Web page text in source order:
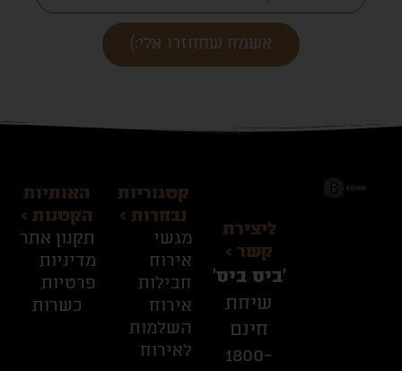
אשמח שתחזרו אלי:)
ליצירת
קשר >
׳ביס ביס׳
שיחת
חינם
1800-
קטגוריות
נבחרות >
מגשי
אירוח
חבילות
אירוח
השלמות
לאירוח
האותיות
הקטנות >
תקנון אתר
מדיניות
פרטיות
כשרות